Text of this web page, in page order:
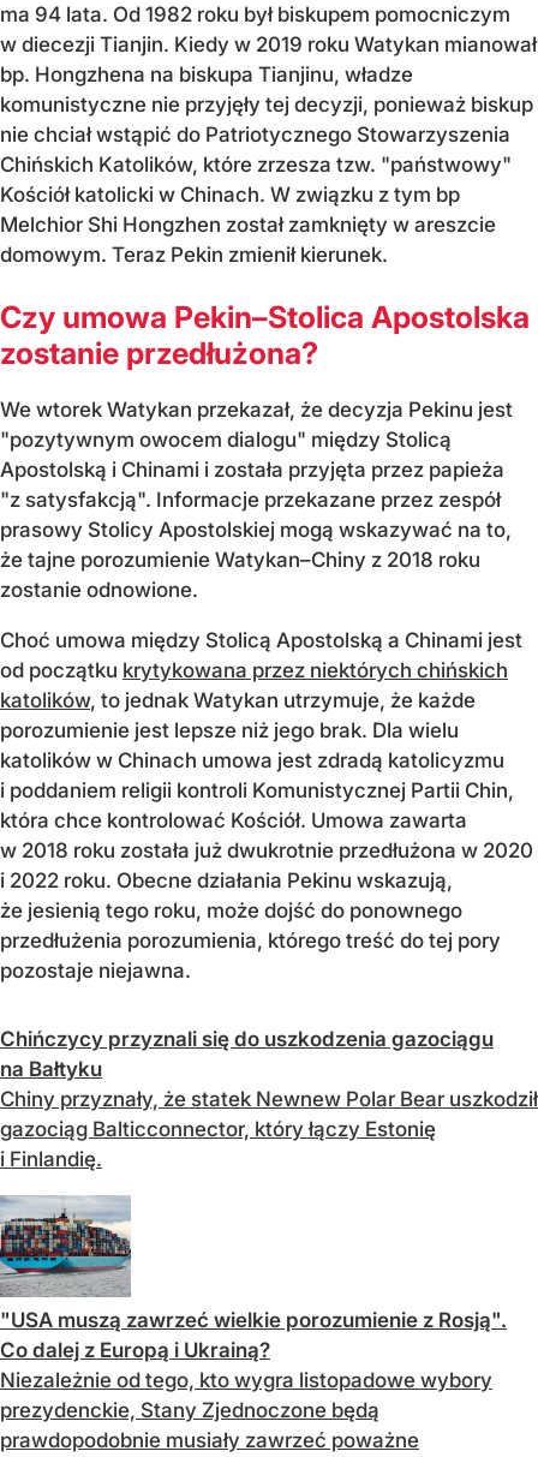
ma 94 lata. Od 1982 roku był biskupem pomocniczym
w diecezji Tianjin. Kiedy w 2019 roku Watykan mianował
bp. Hongzhena na biskupa Tianjinu, władze
komunistyczne nie przyjęły tej decyzji, ponieważ biskup
nie chciał wstąpić do Patriotycznego Stowarzyszenia
Chińskich Katolików, które zrzesza tzw. "państwowy"
Kościół katolicki w Chinach. W związku z tym bp
Melchior Shi Hongzhen został zamknięty w areszcie
domowym. Teraz Pekin zmienił kierunek.
Czy umowa Pekin–Stolica Apostolska
zostanie przedłużona?
We wtorek Watykan przekazał, że decyzja Pekinu jest
"pozytywnym owocem dialogu" między Stolicą
Apostolską i Chinami i została przyjęta przez papieża
"z satysfakcją". Informacje przekazane przez zespół
prasowy Stolicy Apostolskiej mogą wskazywać na to,
że tajne porozumienie Watykan–Chiny z 2018 roku
zostanie odnowione.
Choć umowa między Stolicą Apostolską a Chinami jest
od początku krytykowana przez niektórych chińskich
katolików, to jednak Watykan utrzymuje, że każde
porozumienie jest lepsze niż jego brak. Dla wielu
katolików w Chinach umowa jest zdradą katolicyzmu
i poddaniem religii kontroli Komunistycznej Partii Chin,
która chce kontrolować Kościół. Umowa zawarta
w 2018 roku została już dwukrotnie przedłużona w 2020
i 2022 roku. Obecne działania Pekinu wskazują,
że jesienią tego roku, może dojść do ponownego
przedłużenia porozumienia, którego treść do tej pory
pozostaje niejawna.
Chińczycy przyznali się do uszkodzenia gazociągu
na Bałtyku
Chiny przyznały, że statek Newnew Polar Bear uszkodził
gazociąg Balticconnector, który łączy Estonię
i Finlandię.
"USA muszą zawrzeć wielkie porozumienie z Rosją".
Co dalej z Europą i Ukrainą?
Niezależnie od tego, kto wygra listopadowe wybory
prezydenckie, Stany Zjednoczone będą
prawdopodobnie musiały zawrzeć poważne